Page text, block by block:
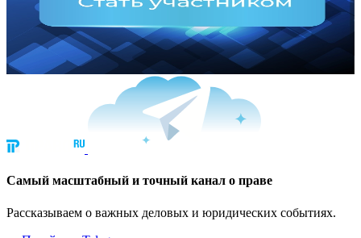
Cамый масштабный и точный канал о праве
Рассказываем о важных деловых и юридических событиях.